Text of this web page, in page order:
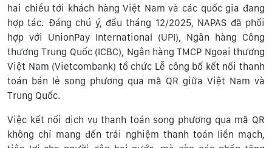
hai chiều tới khách hàng Việt Nam và các quốc gia đang
hợp tác. Đáng chú ý, đầu tháng 12/2025, NAPAS đã phối
hợp với UnionPay International (UPI), Ngân hàng Công
thương Trung Quốc (ICBC), Ngân hàng TMCP Ngoại thương
Việt Nam (Vietcombank) tổ chức Lễ công bố kết nối thanh
toán bán lẻ song phương qua mã QR giữa Việt Nam và
Trung Quốc.
Việc kết nối dịch vụ thanh toán song phương qua mã QR
không chỉ mang đến trải nghiệm thanh toán liền mạch,